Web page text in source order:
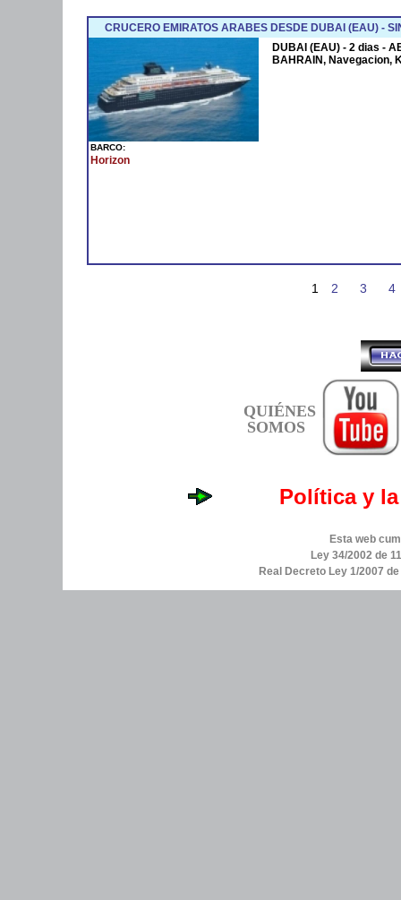
CRUCERO EMIRATOS ARABES DESDE DUBAI (EAU) -
BARCO:
Horizon
DUBAI (EAU) - 2 dias -
BAHRAIN, Navegacion,
1 2 3 4
QUIÉNES
SOMOS
Política y
Esta web
Ley 34/2002 de
Real Decreto Ley 1/2007